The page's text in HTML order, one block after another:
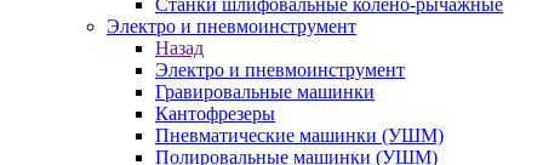
Станки шлифовальные колено-рычажные
Электро и пневмоинструмент
Назад
Электро и пневмоинструмент
Гравировальные машинки
Кантофрезеры
Пневматические машинки (УШМ)
Полировальные машинки (УШМ)